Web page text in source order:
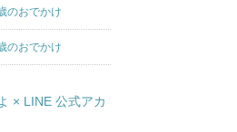
のおでかけ
のおでかけ